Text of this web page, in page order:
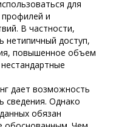
для
профилей и
В частности,
нетипичный доступ,
повышенное объем
дает возможность
сведения. Однако
обязан